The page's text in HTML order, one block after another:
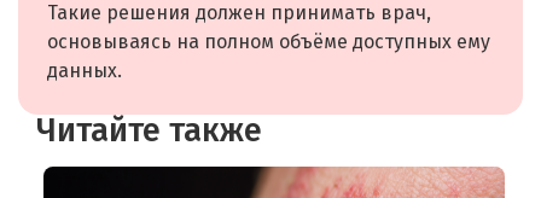
Такие решения должен принимать врач,
основываясь на полном объёме доступных ему
данных.
Читайте также